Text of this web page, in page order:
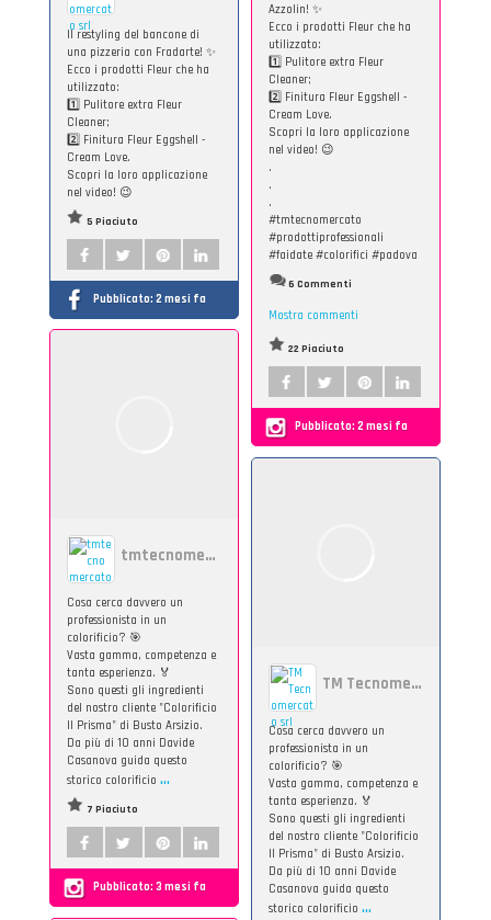
Azzolin! ✨
Ecco i prodotti Fleur che ha
utilizzato:
1️⃣ Pulitore extra Fleur
Cleaner;
2️⃣ Finitura Fleur Eggshell -
Cream Love.
Scopri la loro applicazione
nel video! 😉
.
.
.
#tmtecnomercato
#prodottiprofessionali
#faidate #colorifici #padova
6 Commenti
Mostra commenti
22 Piaciuto
Pubblicato: 2 mesi fa
Il restyling del bancone di
una pizzeria con Fradarte! ✨
Ecco i prodotti Fleur che ha
utilizzato:
1️⃣ Pulitore extra Fleur
Cleaner;
2️⃣ Finitura Fleur Eggshell -
Cream Love.
Scopri la loro applicazione
nel video! 😉
5 Piaciuto
Pubblicato: 2 mesi fa
tmtecnomercato
Cosa cerca davvero un
professionista in un
colorificio? 🎯
Vasta gamma, competenza e
tanta esperienza. 🏅
Sono questi gli ingredienti
del nostro cliente "Colorificio
Il Prisma" di Busto Arsizio.
Da più di 10 anni Davide
Casanova guida questo
storico colorificio ...
7 Piaciuto
Pubblicato: 3 mesi fa
TM Tecnomercato srl
Cosa cerca davvero un
professionista in un
colorificio? 🎯
Vasta gamma, competenza e
tanta esperienza. 🏅
Sono questi gli ingredienti
del nostro cliente "Colorificio
Il Prisma" di Busto Arsizio.
Da più di 10 anni Davide
Casanova guida questo
storico colorificio ...